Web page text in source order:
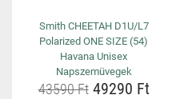
Smith CHEETAH D1U/L7
Polarized ONE SIZE (54)
Havana Unisex
Napszemüvegek
43590 Ft49290 Ft